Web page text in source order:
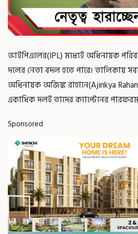
আইপিএলের(IPL) মধ্যেই অধিনায়ক
দলের নেতা বদল হতে পারে। তালিকায়
অধিনায়ক অজিঙ্ক রাহানে(Ajinkya
একাধিক দলই তাদের ক্যাপ্টেনের
Sponsored